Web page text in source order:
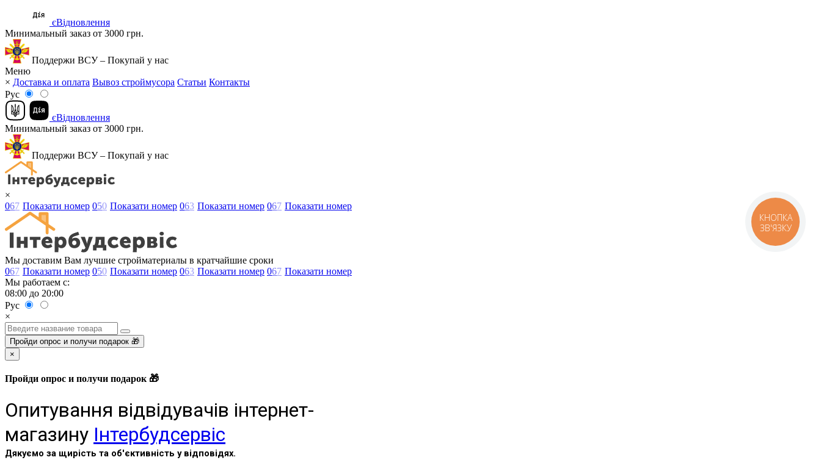
єВідновлення
Минимальный заказ от 3000 грн.
Поддержи ВСУ – Покупай у нас
Меню
× Доставка и оплата Вывоз строймусора Статьи Контакты
Рус
єВідновлення
Минимальный заказ от 3000 грн.
Поддержи ВСУ – Покупай у нас
×
067 Показати номер 050 Показати номер 063 Показати номер 067 Показати номер
Мы доставим Вам лучшие стройматериалы в кратчайшие сроки
067 Показати номер 050 Показати номер 063 Показати номер 067 Показати номер
Мы работаем с:
08:00 до 20:00
Рус
×
Пройди опрос и получи подарок 🎁
×
Пройди опрос и получи подарок 🎁
КНОПКА
ЗВ'ЯЗКУ